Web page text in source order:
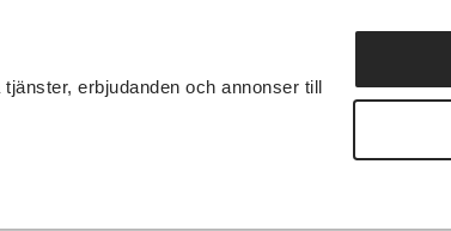
erbjudanden och annonser till